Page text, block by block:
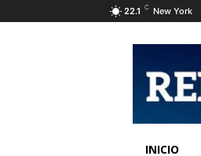
22.1 C New York
INICIO